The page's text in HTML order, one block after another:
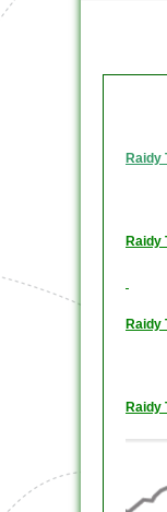
Raidy
Raidy
Raidy
Raidy